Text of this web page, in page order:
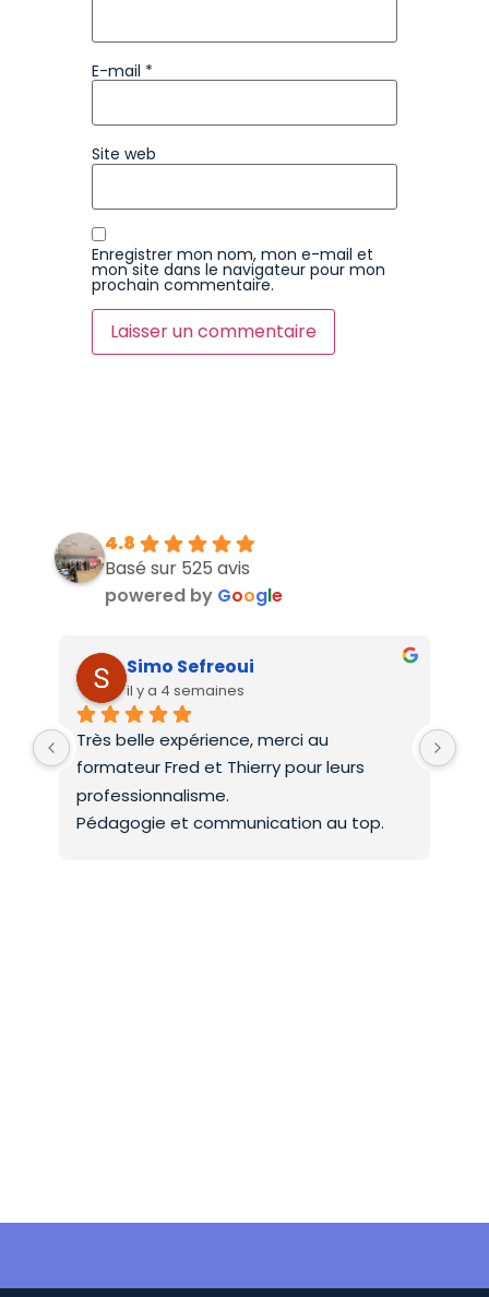
E-mail *
Site web
Enregistrer mon nom, mon e-mail et
mon site dans le navigateur pour mon
prochain commentaire.
4.8
Basé sur 525 avis
powered by Google
Simo Sefreoui
il y a 4 semaines
Très belle expérience, merci au
formateur Fred et Thierry pour leurs
professionnalisme.
Pédagogie et communication au top.